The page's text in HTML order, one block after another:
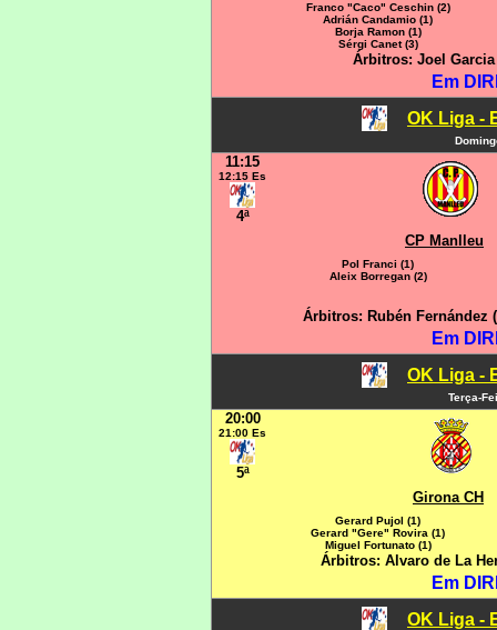
Franco "Caco" Ceschin (2)
Adrián Candamio (1)
Borja Ramon (1)
Sérgi Canet (3)
Árbitros: Joel
Em
OK Liga -
11:15
12:15 Es
4ª
CP Manlleu
Pol Franci (1)
Aleix Borregan (2)
Árbitros: Rubén Fernández
Em
OK Liga -
Terça-
20:00
21:00 Es
5ª
Girona CH
Gerard Pujol (1)
Gerard "Gere" Rovira (1)
Miguel Fortunato (1)
Árbitros: Alvaro de La
Em
OK Liga -